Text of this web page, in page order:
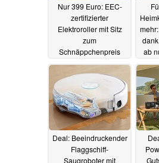
Nur 399 Euro: EEC-
zertifizierter
Elektroroller mit Sitz
zum
Schnäppchenpreis
bestellen (Ad)01.07.2026
ab
Deal: Beeindruckender
Flaggschiff-
Saugroboter mit